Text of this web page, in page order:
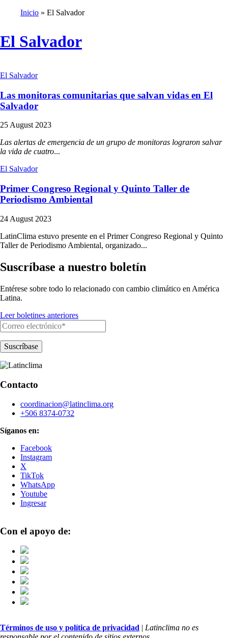
de
navegación
Inicio El Salvador
El Salvador
El Salvador
Las monitoras comunitarias que salvan vidas en El
Salvador
25 August 2023
Las alertas de emergencia de un grupo de monitoras lograron salvar
la vida de cuatro...
El Salvador
Primer Congreso Regional y Quinto Taller de
Periodismo Ambiental
24 August 2023
LatinClima estuvo presente en el Primer Congreso Regional y Quinto
Taller de Periodismo Ambiental, organizado...
Suscríbase a nuestro boletín
Entérese sobre todo lo relacionado con cambio climático en América
Latina.
Leer boletines anteriores
Contacto
coordinacion@latinclima.org
+506 8374-0732
Síganos en:
Facebook
Instagram
X
TikTok
WhatsApp
Youtube
Ingresar
Con el apoyo de:
Términos de uso y política de privacidad | Latinclima no es